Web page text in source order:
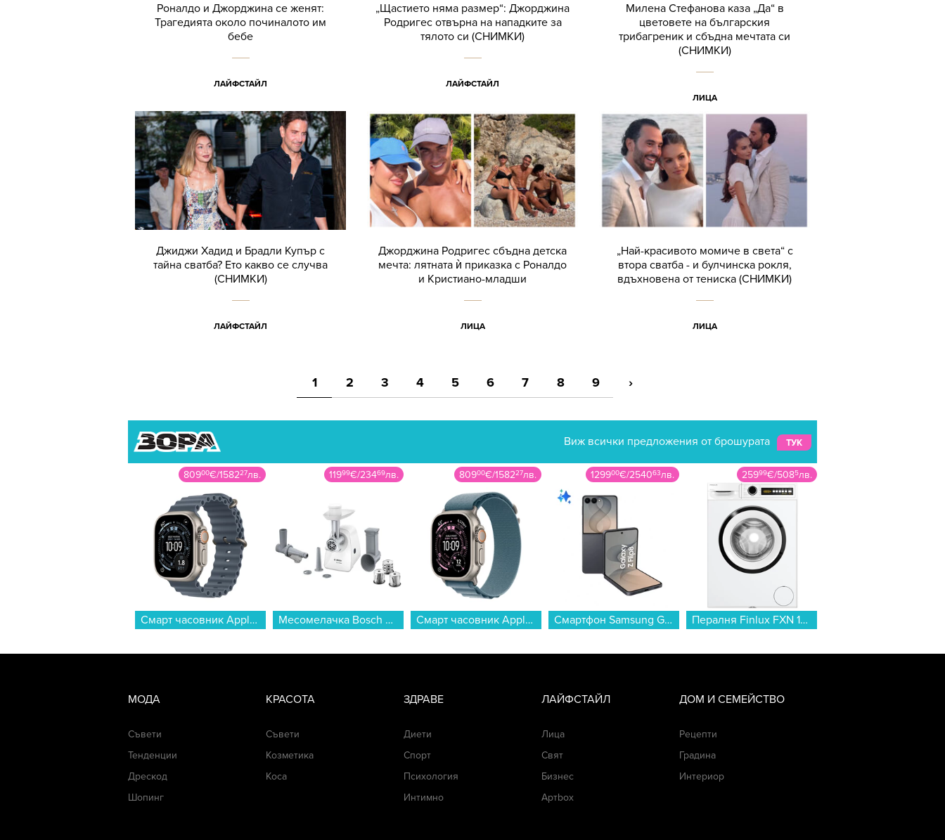
Роналдо и Джорджина се женят:
Трагедията около починалото им
бебе
ЛАЙФСТАЙЛ
„Щастието няма размер“: Джорджина
Родригес отвърна на нападките за
тялото си (СНИМКИ)
ЛАЙФСТАЙЛ
Милена Стефанова каза „Да“ в
цветовете на българския
трибагреник и сбъдна мечтата си
(СНИМКИ)
ЛИЦА
Джиджи Хадид и Брадли Купър с
тайна сватба? Ето какво се случва
(СНИМКИ)
ЛАЙФСТАЙЛ
Джорджина Родригес сбъдна детска
мечта: лятната ѝ приказка с Роналдо
и Кристиано-младши
ЛИЦА
„Най-красивото момиче в света“ с
втора сватба - и булчинска рокля,
вдъхновена от тениска (СНИМКИ)
ЛИЦА
1 2 3 4 5 6 7 8 9 ›
Виж всички предложения от брошурата ТУК
80900€/158227лв.
Смарт часовник Apple Watch Ultra 3 49mm Nat/Blue Ocean Band mewh4 , 1.98...
11999€/23469лв.
Месомелачка Bosch MFW2517W...
80900€/158227лв.
Смарт часовник Apple Watch Ultra 3 49mm Nat/Blue Alpine Loop L mewp4 , 1.98...
129900€/254063лв.
Смартфон Samsung GALAXY Z FLIP8 256GB GRAPHITE SM-F776BZKG , 12 GB, 256 GB...
25999€/5085лв.
Пералня Finlux FXN 1071 T2 , 1200 об./мин., 7.00 kg, A , Бял...
МОДА
Съвети
Тенденции
Дрескод
Шопинг
КРАСОТА
Съвети
Козметика
Коса
ЗДРАВЕ
Диети
Спорт
Психология
Интимно
ЛАЙФСТАЙЛ
Лица
Свят
Бизнес
Артbox
ДОМ И СЕМЕЙСТВО
Рецепти
Градина
Интериор